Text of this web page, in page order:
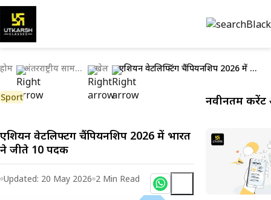
होम अंतरराष्ट्रीय सामयिकी खेल एशियन वेटलिफ्टिंग चैंपियनशिप 2026 में भारत ने जीते 10 पदक
Sport
एशियन वेटलिफ्टिंग चैंपियनशिप 2026 में भारत
ने जीते 10 पदक
Updated: 20 May 2026 2 Min Read
नवीनतम करेंट